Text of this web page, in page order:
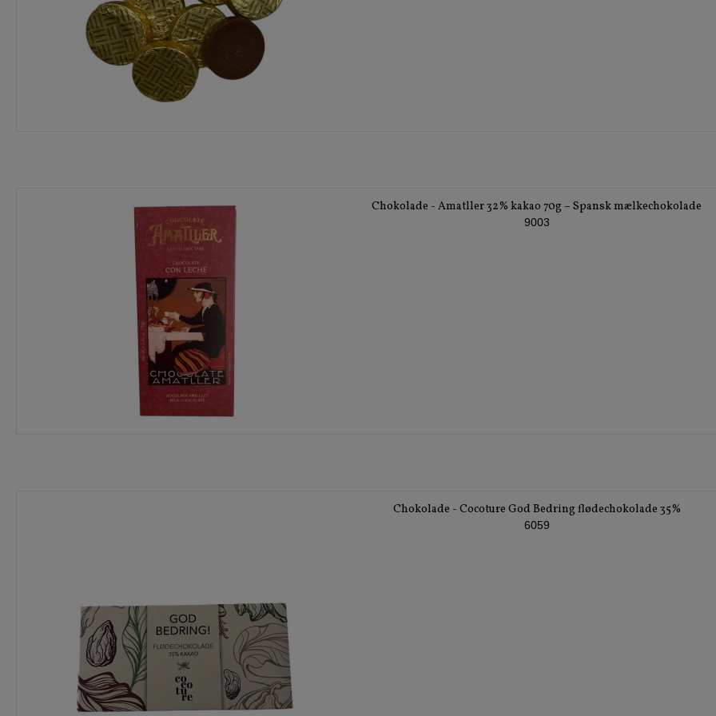
Chokolade - Amatller 32% kakao 70g – Spansk mælkechokolade
9003
Chokolade - Cocoture God Bedring flødechokolade 35%
6059